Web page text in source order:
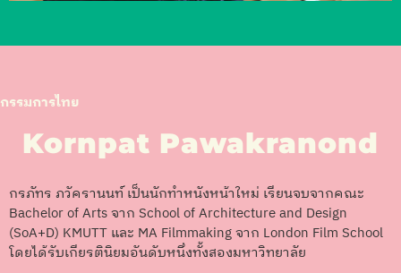
กรรมการไทย
Kornpat Pawakranond
กรภัทร ภวัครานนท์ เป็นนักทำหนังหน้าใหม่ เรียนจบจากคณะ
Bachelor of Arts จาก School of Architecture and Design
(SoA+D) KMUTT และ MA Filmmaking จาก London Film School
โดยได้รับเกียรตินิยมอันดับหนึ่งทั้งสองมหาวิทยาลัย